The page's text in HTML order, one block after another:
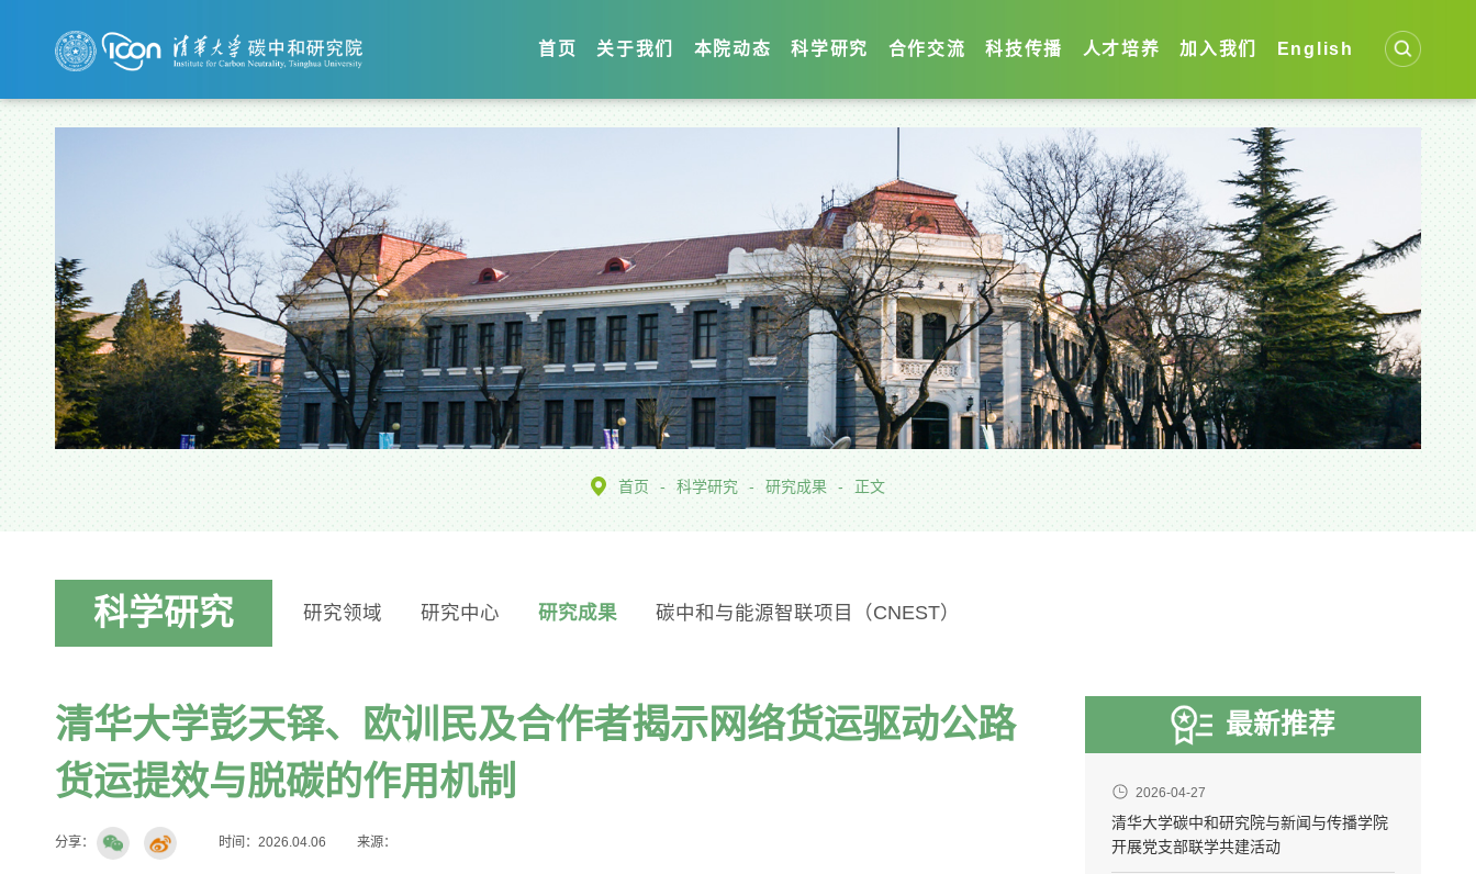
首页 关于我们 本院动态 科学研究 合作交流 科技传播 人才培养 加入我们 English
首页 - 科学研究 - 研究成果 - 正文
科学研究 研究领域 研究中心 研究成果 碳中和与能源智联项目（CNEST）
清华大学彭天铎、欧训民及合作者揭示网络货运驱动公路
货运提效与脱碳的作用机制
分享： 时间：2026.04.06 来源：
最新推荐
2026-04-27
清华大学碳中和研究院与新闻与传播学院
开展党支部联学共建活动